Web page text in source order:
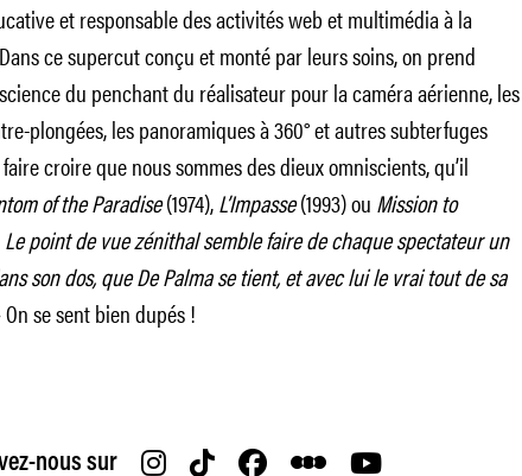
et responsable des activités web et multimédia à la
ce supercut conçu et monté par leurs soins, on prend
du penchant du réalisateur pour la caméra aérienne, les
plongées, les panoramiques à 360° et autres subterfuges
croire que nous sommes des dieux omniscients, qu’il
of the Paradise(1974),L’Impasse(1993) ou Mission to
Le point de vue zénithal semble faire de chaque spectateur un
son dos, que De Palma se tient, et avec lui le vrai tout de sa
se sent bien dupés !
nous sur